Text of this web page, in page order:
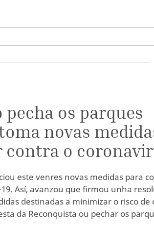
pecha os parques
novas
contra o
este venres novas medidas para
Así, avanzou que firmou unha
destinadas a minimizar o risco de
da Reconquista ou pechar os